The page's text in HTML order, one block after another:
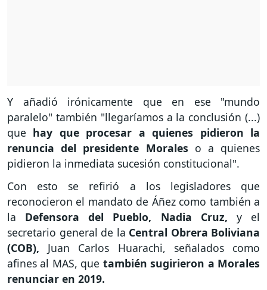
Y añadió irónicamente que en ese "mundo
paralelo" también "llegaríamos a la conclusión (...)
que hay que procesar a quienes pidieron la
renuncia del presidente Morales o a quienes
pidieron la inmediata sucesión constitucional".
Con esto se refirió a los legisladores que
reconocieron el mandato de Áñez como también a
la Defensora del Pueblo, Nadia Cruz, y el
secretario general de la Central Obrera Boliviana
(COB), Juan Carlos Huarachi, señalados como
afines al MAS, que también sugirieron a Morales
renunciar en 2019.